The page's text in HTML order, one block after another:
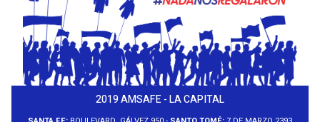
2019 AMSAFE - LA CAPITAL